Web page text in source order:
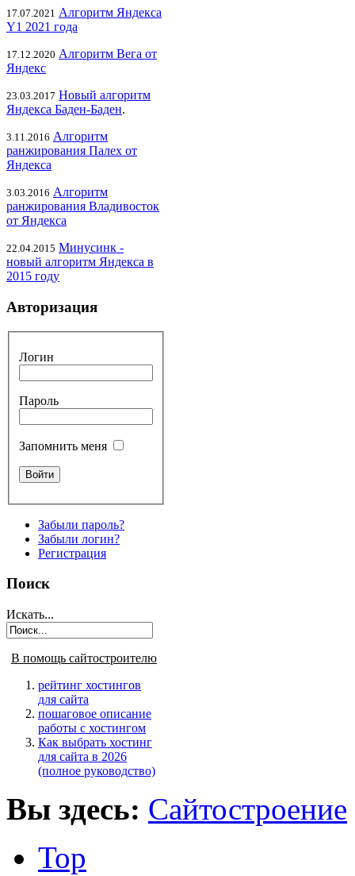
17.07.2021 Алгоритм Яндекса
Y1 2021 года
17.12.2020 Алгоритм Вега от
Яндекс
23.03.2017 Новый алгоритм
Яндекса Баден-Баден.
3.11.2016 Алгоритм
ранжирования Палех от
Яндекса
3.03.2016 Алгоритм
ранжирования Владивосток
от Яндекса
22.04.2015 Минусинк -
новый алгоритм Яндекса в
2015 году
Авторизация
Логин
Пароль
Запомнить меня
Забыли пароль?
Забыли логин?
Регистрация
Поиск
Искать...
В помощь сайтостроителю
рейтинг хостингов
для сайта
пошаговое описание
работы с хостингом
Как выбрать хостинг
для сайта в 2026
(полное руководство)
Вы здесь: Сайтостроение
Top